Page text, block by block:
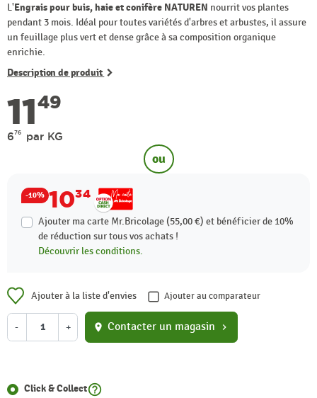
L'Engrais pour buis, haie et conifère NATUREN nourrit vos plantes
pendant 3 mois. Idéal pour toutes variétés d'arbres et arbustes, il assure
un feuillage plus vert et dense grâce à sa composition organique
enrichie.
Description de produit
1149
676 par KG
ou
-10% 1034
Ajouter ma carte Mr.Bricolage (55,00 €) et bénéficier de 10%
de réduction sur tous vos achats !
Découvrir les conditions.
Ajouter à la liste d'envies Ajouter au comparateur
- + location_on Contacter un magasin chevron_right
Click & Collecthelp_outline